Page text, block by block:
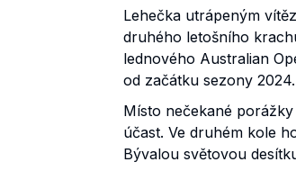
Lehečka utrápeným
druhého letošního
lednového Australian
od začátku sezony 2024.
Místo nečekané
účast. Ve druhém kole
Bývalou světovou